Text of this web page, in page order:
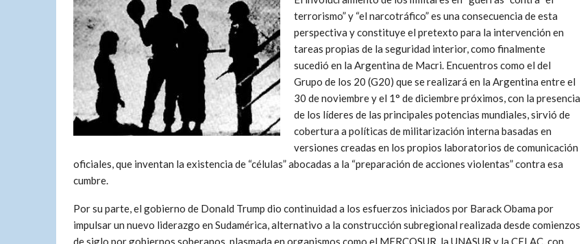
terrorismo” y “el narcotráfico” es una consecuencia de esta
perspectiva y constituye el pretexto para la intervención en
tareas propias de la seguridad interior, como finalmente
sucedió en la Argentina de Macri. Encuentros como el del
Grupo de los 20 (G20) que se realizará en la Argentina entre el
30 de noviembre y el 1° de diciembre próximos, con la presencia
de los líderes de las principales potencias mundiales, sirvió de
cobertura a políticas de militarización interna basadas en
versiones creadas en los propios laboratorios de comunicación
oficiales, que inventan la existencia de “células” abocadas a la “preparación de acciones violentas” contra esa
cumbre.
Por su parte, el gobierno de Donald Trump dio continuidad a los esfuerzos iniciados por Barack Obama por
impulsar un nuevo liderazgo en Sudamérica, alternativo a la construcción subregional realizada desde comienzos
de siglo por gobiernos soberanos, plasmada en organismos como el MERCOSUR, la UNASUR y la CELAC, con